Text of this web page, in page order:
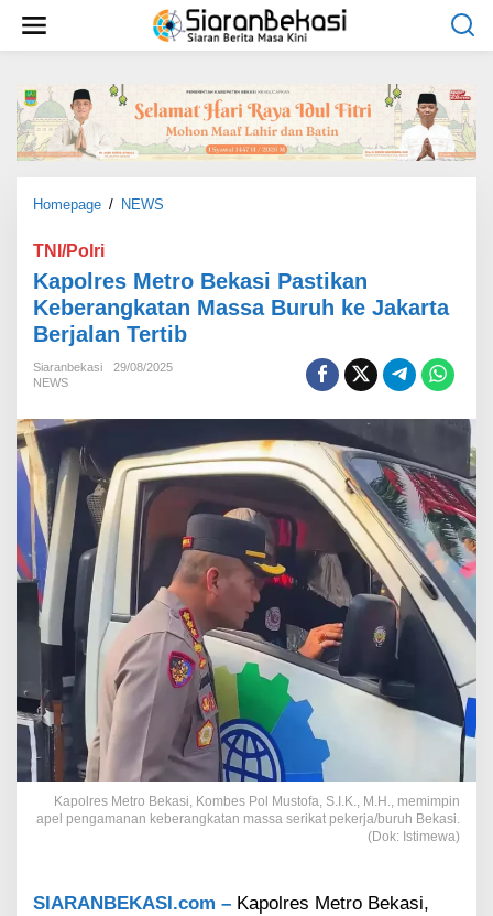
w
Homepage / NEWS
l
r
e
M
o
B
a
P
a
t
b
n
TNI/Polri
Kapolres Metro Bekasi Pastikan
Keberangkatan Massa Buruh ke Jakarta
Berjalan Tertib
Siaranbekasi
29/08/2025
NEWS
Kapolres Metro Bekasi, Kombes Pol Mustofa, S.I.K., M.H., memimpin
apel pengamanan keberangkatan massa serikat pekerja/buruh Bekasi.
(Dok: Istimewa)
SIARANBEKASI.com – Kapolres Metro Bekasi,